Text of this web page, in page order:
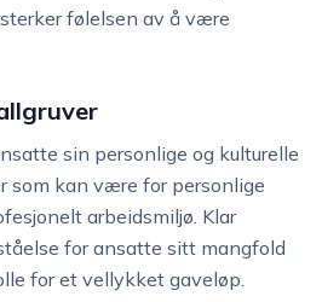
følelsen av å være
sin personlige og kulturelle
som kan være for personlige
arbeidsmiljø. Klar
for ansatte sitt mangfold
for et vellykket gaveløp.